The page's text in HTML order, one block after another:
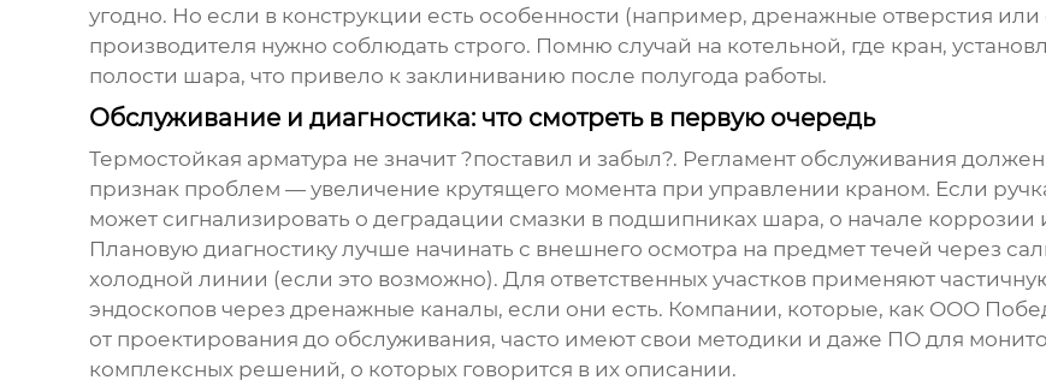
угодно. Но если в конструкции есть особенности (например, дренажные отверстия
производителя нужно соблюдать строго. Помню случай на котельной, где кран,
полости шара, что привело к заклиниванию после полугода работы.
Обслуживание и диагностика: что смотреть в первую очередь
Термостойкая арматура не значит ?поставил и забыл?. Регламент обслуживания
признак проблем — увеличение крутящего момента при управлении краном. Если
может сигнализировать о деградации смазки в подшипниках шара, о начале
Плановую диагностику лучше начинать с внешнего осмотра на предмет течей через
холодной линии (если это возможно). Для ответственных участков применяют
эндоскопов через дренажные каналы, если они есть. Компании, которые, как ООО
от проектирования до обслуживания, часто имеют свои методики и даже ПО для
комплексных решений, о которых говорится в их описании.